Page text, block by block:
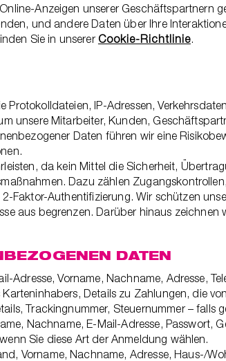
Anzeigen unserer Geschäftspartnern
und andere Daten über Ihre
Sie in unserer Cookie-Richtlinie.
Protokolldateien, IP-Adressen,
unsere Mitarbeiter, Kunden,
Daten führen wir eine
da kein Mittel die Sicherheit,
Dazu zählen
Faktor-Authentifizierung. Wir schützen
aus begrenzen. Darüber hinaus
DATEN
Vorname, Nachname, Adresse,
Details zu Zahlungen, die
Trackingnummer, Steuernummer – falls
Nachname, E-Mail-Adresse, Passwort,
Sie diese Art der Anmeldung wählen.
Vorname, Nachname, Adresse, Haus-/